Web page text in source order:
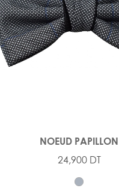
NOEUD PAPILLON
24,900 DT